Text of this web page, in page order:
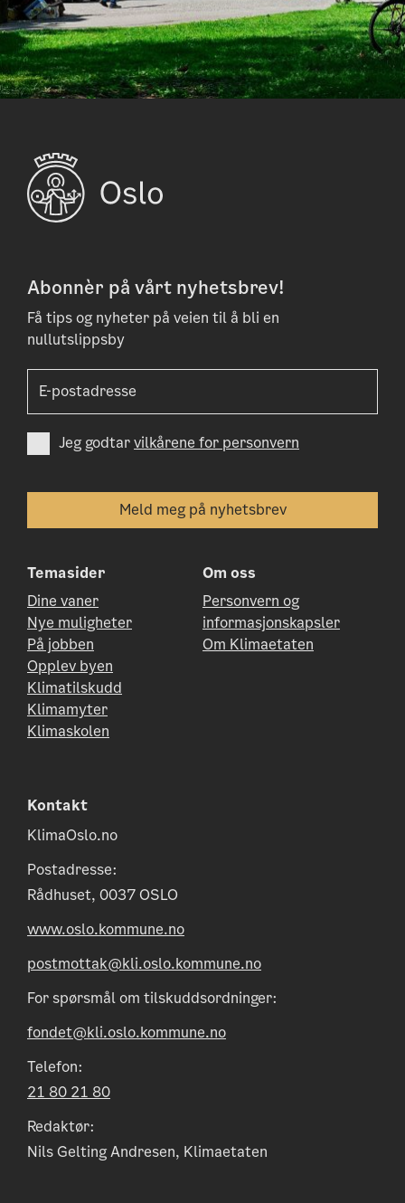
Abonnèr på vårt nyhetsbrev!
Få tips og nyheter på veien til å bli en
nullutslippsby
Jeg godtarvilkårene for personvern
Temasider
Dine vaner
Nye muligheter
På jobben
Opplev byen
Klimatilskudd
Klimamyter
Klimaskolen
Om oss
Personvern og
informasjonskapsler
Om Klimaetaten
Kontakt
KlimaOslo.no
Postadresse:
Rådhuset, 0037 OSLO
www.oslo.kommune.no
postmottak@kli.oslo.kommune.no
For spørsmål om tilskuddsordninger:
fondet@kli.oslo.kommune.no
Telefon:
21 80 21 80
Redaktør:
Nils Gelting Andresen, Klimaetaten